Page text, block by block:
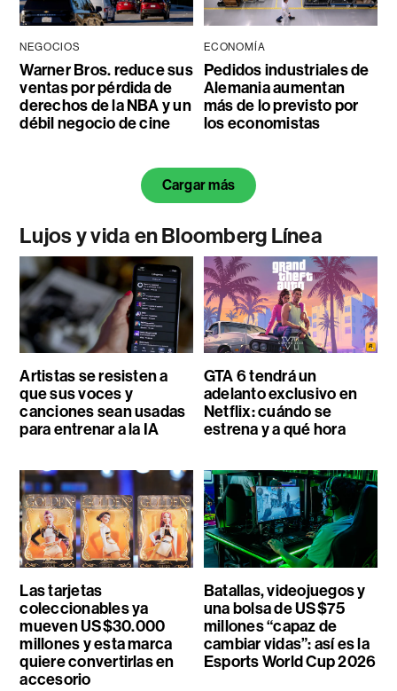
NEGOCIOS
Warner Bros. reduce sus
ventas por pérdida de
derechos de la NBA y un
débil negocio de cine
ECONOMÍA
Pedidos industriales de
Alemania aumentan
más de lo previsto por
los economistas
Cargar más
Lujos y vida en Bloomberg Línea
Artistas se resisten a
que sus voces y
canciones sean usadas
para entrenar a la IA
GTA 6 tendrá un
adelanto exclusivo en
Netflix: cuándo se
estrena y a qué hora
Las tarjetas
coleccionables ya
mueven US$30.000
millones y esta marca
quiere convertirlas en
accesorio
Batallas, videojuegos y
una bolsa de US$75
millones “capaz de
cambiar vidas”: así es la
Esports World Cup 2026